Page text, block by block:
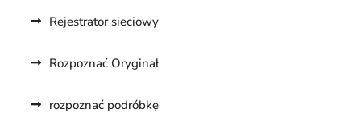
Rejestrator sieciowy
Rozpoznać Oryginał
rozpoznać podróbkę